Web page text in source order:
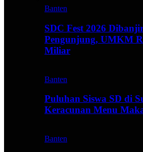
Banten
SDC Fest 2026
Pengunjung, UMKM
Miliar
Banten
Puluhan Siswa SD di
Keracunan Menu
Banten